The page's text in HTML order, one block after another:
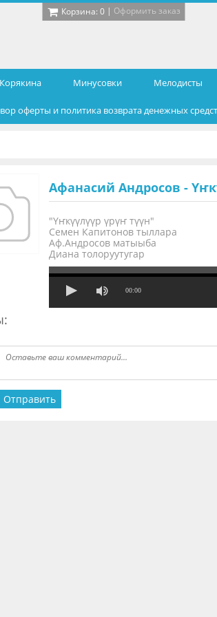
Корзина: 0| Оформить заказ
Минусовки Мелодисты
оферты и политика возврата денежных
Афанасий Андросов -
"Үҥкүүлүүр үрүҥ түүн"
Семен Капитонов тыллара
Аф.Андросов матыыба
Диана толоруутугар
00:00
Отправить